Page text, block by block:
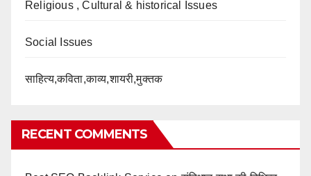
Religious , Cultural & historical Issues
Social Issues
साहित्य,कविता,काव्य,शायरी,मुक्तक
RECENT COMMENTS